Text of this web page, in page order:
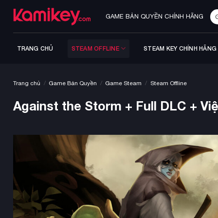
GAME BẢN QUYỀN CHÍNH HÃNG
Tìm
TRANG CHỦ STEAM OFFLINE STEAM KEY CHÍNH HÃNG
Trang chủ / Game Bản Quyền / Game Steam / Steam Offline
Against the Storm + Full DLC +